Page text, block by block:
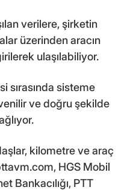
verilere, şirketin
üzerinden aracın
ulaşılabiliyor.
sırasında sisteme
ve doğru şekilde
kilometre ve araç
HGS Mobil
Bankacılığı, PTT